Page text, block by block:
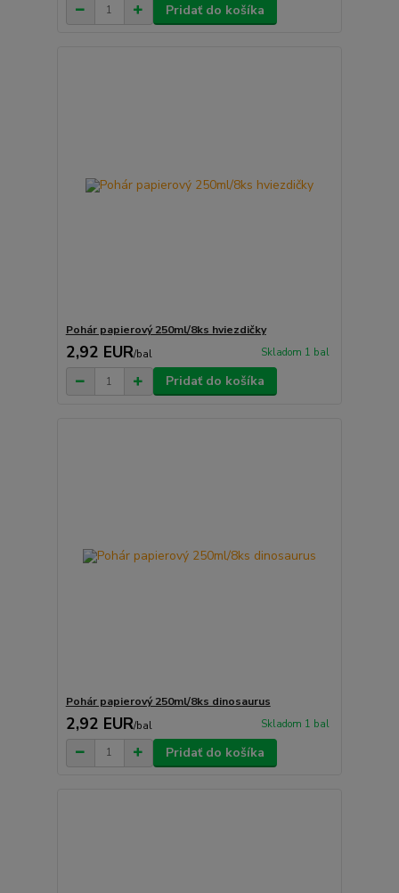
Pridať do košíka
Pohár papierový 250ml/8ks hviezdičky
2,92 EUR/bal Skladom 1 bal
Pridať do košíka
Pohár papierový 250ml/8ks dinosaurus
2,92 EUR/bal Skladom 1 bal
Pridať do košíka